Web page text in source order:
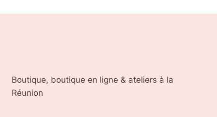
Boutique, boutique en ligne & ateliers à la
Réunion